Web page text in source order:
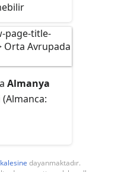
Vikiveri
benzeri
veri
yılından
Almanya
(Almanca:
dayanmaktadır.